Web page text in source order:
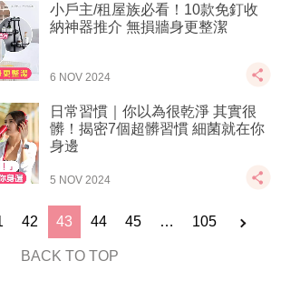
小戶主/租屋族必看！10款免釘收
納神器推介 無損牆身更整潔
6 NOV 2024
日常習慣｜你以為很乾淨 其實很
髒！揭密7個超髒習慣 細菌就在你
身邊
5 NOV 2024
42 43 44 45 … 105
BACK TO TOP